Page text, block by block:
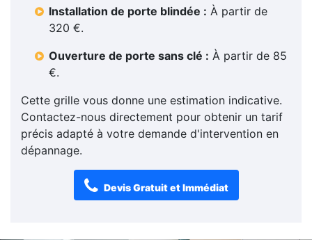
Installation de porte blindée : À partir de
320 €.
Ouverture de porte sans clé : À partir de 85
€.
Cette grille vous donne une estimation indicative.
Contactez-nous directement pour obtenir un tarif
précis adapté à votre demande d'intervention en
dépannage.
Devis Gratuit et Immédiat